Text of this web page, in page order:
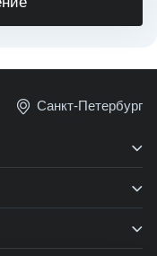
Санкт-Петербург